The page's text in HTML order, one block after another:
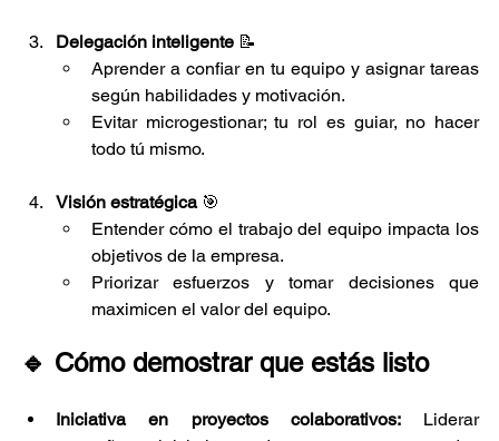
Delegación inteligente 📝
Aprender a confiar en tu equipo y asignar tareas
según habilidades y motivación.
Evitar microgestionar; tu rol es guiar, no hacer
todo tú mismo.
Visión estratégica 🎯
Entender cómo el trabajo del equipo impacta los
objetivos de la empresa.
Priorizar esfuerzos y tomar decisiones que
maximicen el valor del equipo.
🔹 Cómo demostrar que estás listo
Iniciativa en proyectos colaborativos: Liderar